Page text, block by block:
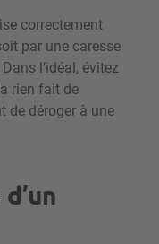
correctement
par une caresse
l’idéal, évitez
rien fait de
de déroger à une